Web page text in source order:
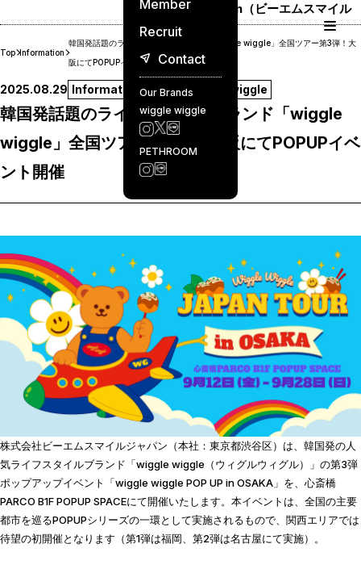
BM Smile Japan（ビーエムスマイル
ジャパン）
Member
Recruit
Contact
Our Brands
wiggle wiggle
PETHROOM
Top Information
韓国発話題のライフスタイルブランド「wiggle wiggle」全国ツアー第3弾！大
阪にてPOPUPイベント開催
2025.08.29 Information Event wiggle wiggle
韓国発話題のライフスタイルブランド「wiggle
wiggle」全国ツアー第3弾！大阪にてPOPUPイベ
ント開催
株式会社ビーエムスマイルジャパン（本社：東京都渋谷区）は、韓国発の人
気ライフスタイルブランド「wiggle wiggle（ウィグルウィグル）」の第3弾
ポップアップイベント「wiggle wiggle POP UP in OSAKA」を、心斎橋
PARCO B1F POPUP SPACEにて開催いたします。本イベントは、全国の主要
都市を巡るPOPUPシリーズの一環として実施されるもので、関西エリアでは
待望の初開催となります（第1弾は福岡、第2弾は名古屋にて実施）。